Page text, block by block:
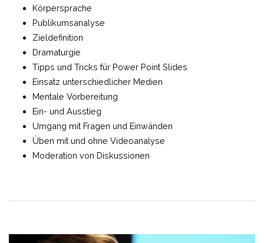
Körpersprache
Publikumsanalyse
Zieldefinition
Dramaturgie
Tipps und Tricks für Power Point Slides
Einsatz unterschiedlicher Medien
Mentale Vorbereitung
Ein- und Ausstieg
Umgang mit Fragen und Einwänden
Üben mit und ohne Videoanalyse
Moderation von Diskussionen